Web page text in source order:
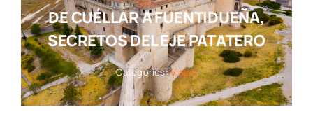
DE CUÉLLAR A FUENTIDUEÑA,
SECRETOS DEL EJE PATATERO
Categories:Viajes